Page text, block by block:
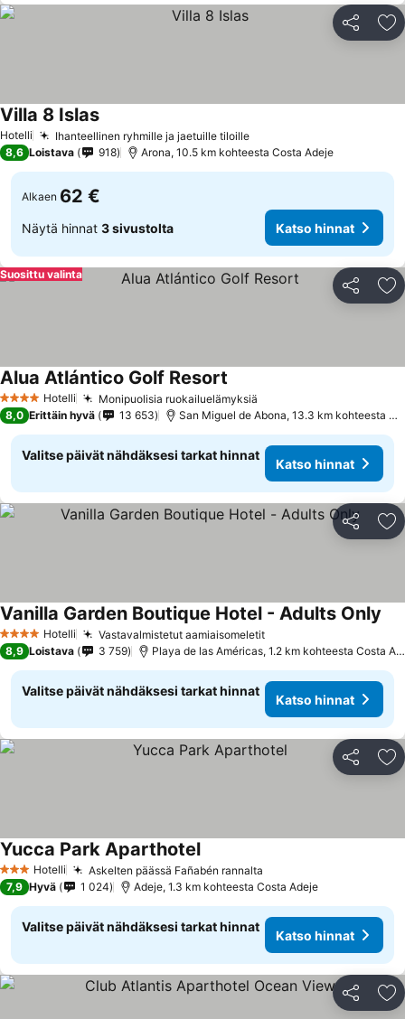
Jaa
Hotelli Ihanteellinen ryhmille ja jaetuille tiloille
Villa 8 Islas
8,6 Loistava 918 Arona, 10.5 km kohteesta Costa Adeje
Alkaen 62 €
Näytä hinnat 3 sivustolta Katso hinnat
Jaa
Suosittu valinta
4 Tähtiluokitus
Hotelli Monipuolisia ruokailuelämyksiä
Alua Atlántico Golf Resort
8,0 Erittäin hyvä 13 653 San Miguel de Abona, 13.3 km kohteesta Costa Adeje
Valitse päivät nähdäksesi tarkat hinnat
Katso hinnat
Jaa
4 Tähtiluokitus
Hotelli Vastavalmistetut aamiaisomeletit
Vanilla Garden Boutique Hotel - Adults Only
8,9 Loistava 3 759 Playa de las Américas, 1.2 km kohteesta Costa Adeje
Valitse päivät nähdäksesi tarkat hinnat
Katso hinnat
Jaa
3 Tähtiluokitus
Hotelli Askelten päässä Fañabén rannalta
Yucca Park Aparthotel
7,9 Hyvä 1 024 Adeje, 1.3 km kohteesta Costa Adeje
Valitse päivät nähdäksesi tarkat hinnat
Katso hinnat
Jaa